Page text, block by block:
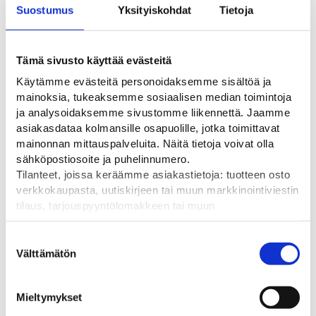
Suostumus Yksityiskohdat Tietoja
Tämä sivusto käyttää evästeitä
Käytämme evästeitä personoidaksemme sisältöä ja
mainoksia, tukeaksemme sosiaalisen median toimintoja
ja analysoidaksemme sivustomme liikennettä. Jaamme
asiakasdataa kolmansille osapuolille, jotka toimittavat
mainonnan mittauspalveluita. Näitä tietoja voivat olla
sähköpostiosoite ja puhelinnumero.
Tilanteet, joissa keräämme asiakastietoja: tuotteen osto
verkkokaupasta, uutiskirjeen tai muun markkinointiviestin
tilaus, tarjouspyyntölomakkeen tai muun
yhteydenottolomakkeen lähettäminen, käyttäjätilin
pyydetään erillinen suostumus tiedon käyttämiseen
markkinoinnissa. Hyväksymällä mainontaevästeet,
hyväksyt asiakasdatan jakamisen kolmansille osapuolille
mainonnan mittaamista varten.
valinta
Välttämätön
Mieltymykset
Nissen Kevytsuoja-aita
Pro-S
Valkoinen muoviaita
työmaiden rajaamiseen
Teräksinen työmaa-aita
Teräksinen työmaa-aita R1
heijastinlamellilla
102,00€Alkuperäinen
hinta
102,00 €128,01 €.
89,99€Nykyinen
hinta
89,99 €112,94